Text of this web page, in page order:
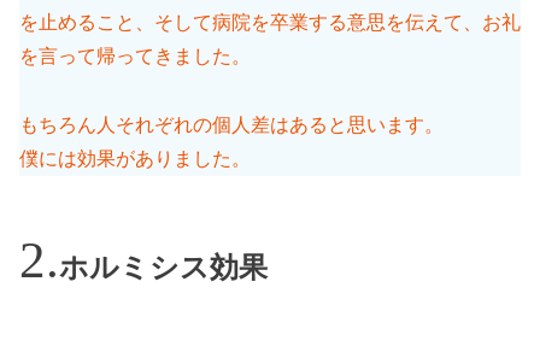
を止めること、そして病院を卒業する意思を伝えて、お礼
を言って帰ってきました。
もちろん人それぞれの個人差はあると思います。
僕には効果がありました。
ホルミシス効果